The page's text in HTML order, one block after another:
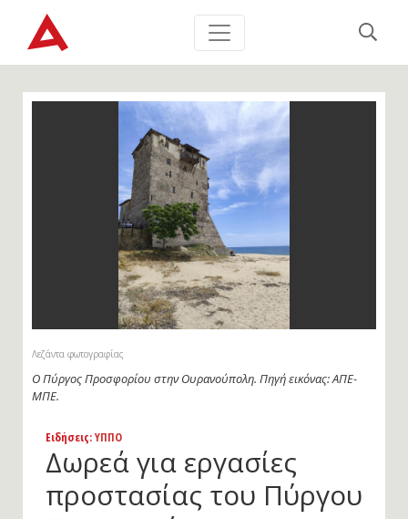
Λεζάντα φωτογραφίας
O Πύργος Προσφορίου στην Ουρανούπολη. Πηγή εικόνας: ΑΠΕ-
ΜΠΕ.
Ειδήσεις: ΥΠΠΟ
Δωρεά για εργασίες
προστασίας του Πύργου